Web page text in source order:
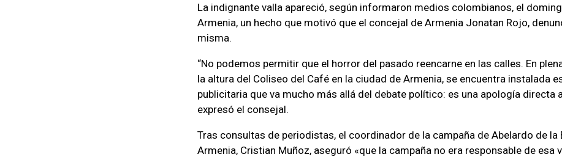
La indignante valla apareció, según informaron medios colombianos, el
Armenia, un hecho que motivó que el concejal de Armenia Jonatan Rojo,
misma.
“No podemos permitir que el horror del pasado reencarne en las calles. En
la altura del Coliseo del Café en la ciudad de Armenia, se encuentra instalada
publicitaria que va mucho más allá del debate político: es una apología directa
expresó el consejal.
Tras consultas de periodistas, el coordinador de la campaña de Abelardo de la
Armenia, Cristian Muñoz, aseguró «que la campaña no era responsable de esa